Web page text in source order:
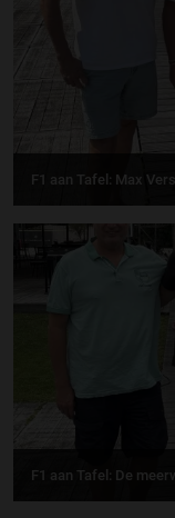
F1 aan Tafel: Max
F1 aan Tafel: De